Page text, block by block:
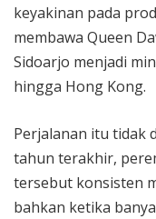
keyakinan pada
membawa Queen
Sidoarjo menjadi
hingga Hong Kong.
Perjalanan itu tidak
tahun terakhir,
tersebut konsisten
bahkan ketika